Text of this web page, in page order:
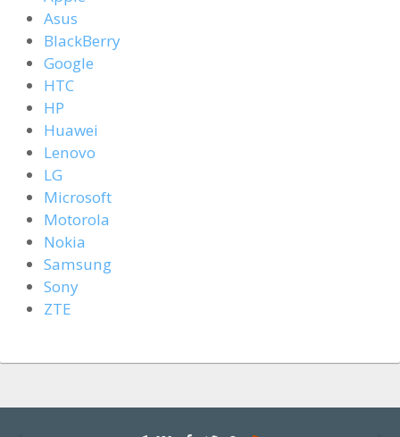
Asus
BlackBerry
Google
HTC
HP
Huawei
Lenovo
LG
Microsoft
Motorola
Nokia
Samsung
Sony
ZTE